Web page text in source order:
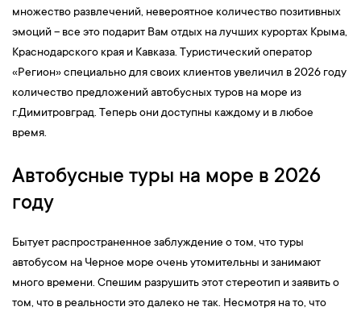
множество развлечений, невероятное количество позитивных
эмоций – все это подарит Вам отдых на лучших курортах Крыма,
Краснодарского края и Кавказа. Туристический оператор
«Регион» специально для своих клиентов увеличил в 2026 году
количество предложений автобусных туров на море из
г.Димитровград. Теперь они доступны каждому и в любое
время.
Автобусные туры на море в 2026
году
Бытует распространенное заблуждение о том, что туры
автобусом на Черное море очень утомительны и занимают
много времени. Спешим разрушить этот стереотип и заявить о
том, что в реальности это далеко не так. Несмотря на то, что